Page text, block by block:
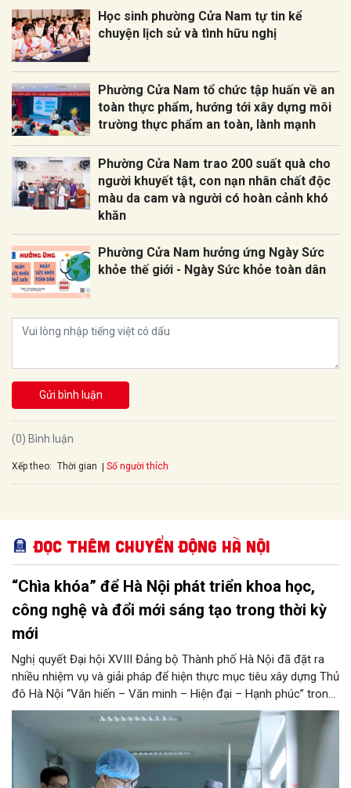
Học sinh phường Cửa Nam tự tin kể
chuyện lịch sử và tình hữu nghị
Phường Cửa Nam tổ chức tập huấn về an
toàn thực phẩm, hướng tới xây dựng môi
trường thực phẩm an toàn, lành mạnh
Phường Cửa Nam trao 200 suất quà cho
người khuyết tật, con nạn nhân chất độc
màu da cam và người có hoàn cảnh khó
khăn
Phường Cửa Nam hưởng ứng Ngày Sức
khỏe thế giới - Ngày Sức khỏe toàn dân
Gửi bình luận
(0) Bình luận
Xếp theo: Thời gian Số người thích
Đọc thêm Chuyển động Hà Nội
“Chìa khóa” để Hà Nội phát triển khoa học,
công nghệ và đổi mới sáng tạo trong thời kỳ
mới
Nghị quyết Đại hội XVIII Đảng bộ Thành phố Hà Nội đã đặt ra
nhiều nhiệm vụ và giải pháp để hiện thực mục tiêu xây dựng Thủ
đô Hà Nội “Văn hiến – Văn minh – Hiện đại – Hạnh phúc” trong
thời kỳ mới. Trong đó, Hà Nội sẽ thúc đẩy phát triển khoa học,
công nghệ, đổi mới sáng tạo và chuyển đổi số toàn diện trong